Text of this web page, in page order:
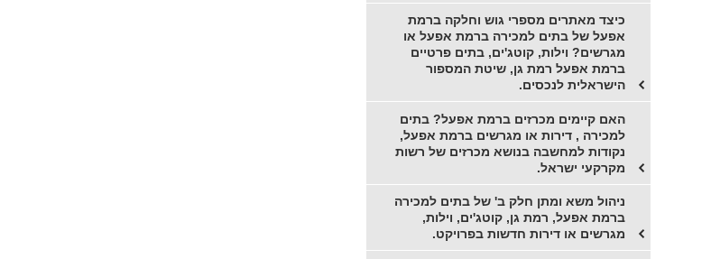
כיצד מאתרים מספרי גוש וחלקה ברמת
אפעל של בתים למכירה ברמת אפעל או
מגרשים? וילות, קוטג'ים, בתים פרטיים
ברמת אפעל רמת גן, שיטת המספור
הישראלית לנכסים.
האם קיימים מכרזים ברמת אפעל? בתים
למכירה , דירות או מגרשים ברמת אפעל,
נקודות למחשבה בנושא מכרזים של רשות
מקרקעי ישראל.
ניהול משא ומתן חלק ב' של בתים למכירה
ברמת אפעל, רמת גן, קוטג'ים, וילות,
מגרשים או דירות חדשות בפרויקט.